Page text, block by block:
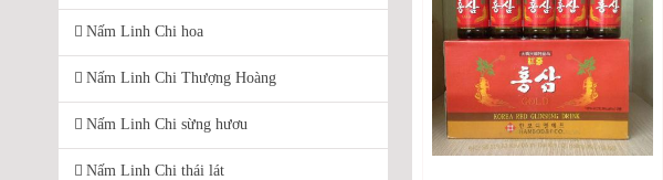
Nấm Linh Chi hoa
Nấm Linh Chi Thượng Hoàng
Nấm Linh Chi sừng hươu
Nấm Linh Chi thái lát